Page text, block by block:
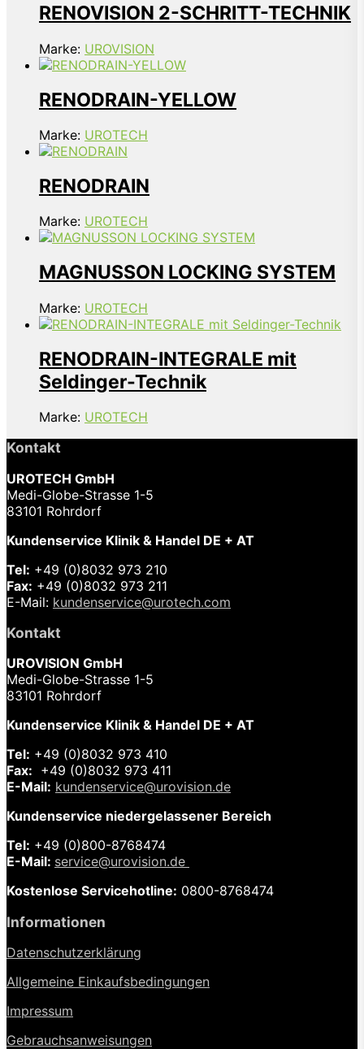
RENOVISION 2-SCHRITT-TECHNIK
Marke: UROVISION
RENODRAIN-YELLOW
Marke: UROTECH
RENODRAIN
Marke: UROTECH
MAGNUSSON LOCKING SYSTEM
Marke: UROTECH
RENODRAIN-INTEGRALE mit
Seldinger-Technik
Marke: UROTECH
Kontakt
UROTECH GmbH
Medi-Globe-Strasse 1-5
83101 Rohrdorf
Kundenservice Klinik & Handel DE + AT
Tel: +49 (0)8032 973 210
Fax: +49 (0)8032 973 211
E-Mail: kundenservice@urotech.com
Kontakt
UROVISION GmbH
Medi-Globe-Strasse 1-5
83101 Rohrdorf
Kundenservice Klinik & Handel DE + AT
Tel: +49 (0)8032 973 410
Fax: +49 (0)8032 973 411
E-Mail: kundenservice@urovision.de
Kundenservice niedergelassener Bereich
Tel: +49 (0)800-8768474
E-Mail: service@urovision.de
Kostenlose Servicehotline: 0800-8768474
Informationen
Datenschutzerklärung
Allgemeine Einkaufsbedingungen
Impressum
Gebrauchsanweisungen